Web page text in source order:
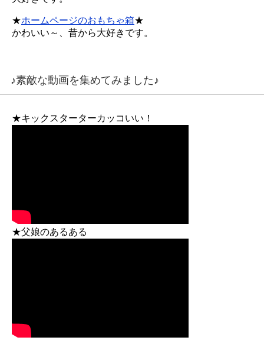
★ホームページのおもちゃ箱★
かわいい～、昔から大好きです。
♪素敵な動画を集めてみました♪
★キックスターターカッコいい！
★父娘のあるある